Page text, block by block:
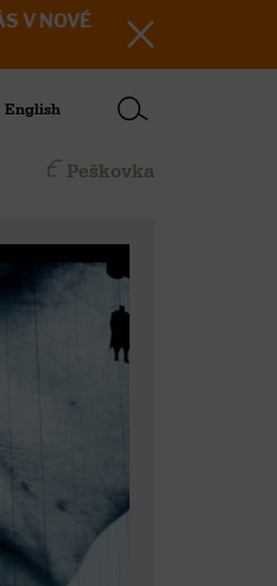
V NOVÉ
English
Peškovka